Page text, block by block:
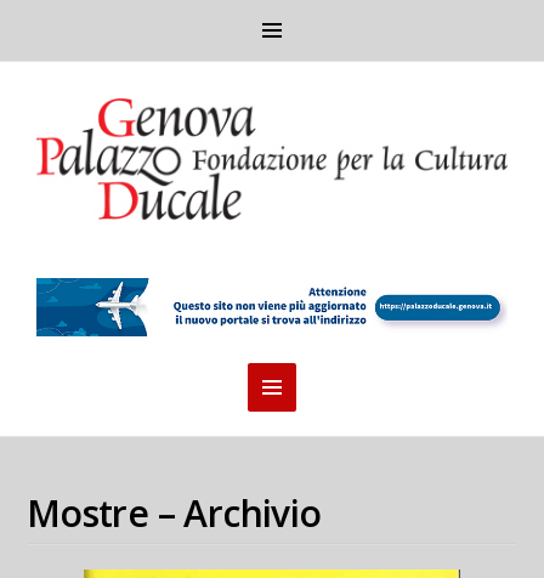
Mostre – Archivio